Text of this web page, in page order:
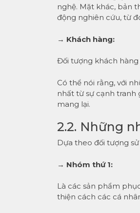
nghệ. Mặt khác, bản
động nghiên cứu, từ
→ Khách hàng:
Đối tượng khách hàng
Có thể nói rằng, với
nhất từ sự cạnh tranh
mang lại.
2.2. Những
Dựa theo đối tượng
→ Nhóm thứ 1:
Là các sản phẩm
thiện cách các cá